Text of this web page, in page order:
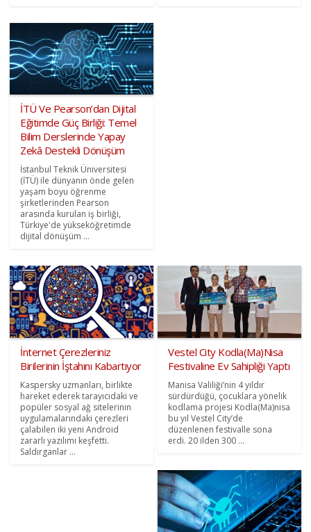
İTÜ Ve Pearson’dan Dijital
Eğitimde Güç Birliği: Temel
Bilim Derslerinde Yapay
Zekâ Destekli Dönüşüm
İstanbul Teknik Üniversitesi
(İTÜ) ile dünyanın önde gelen
yaşam boyu öğrenme
şirketlerinden Pearson
arasında kurulan iş birliği,
Türkiye'de yükseköğretimde
dijital dönüşüm ...
İnternet Çerezleriniz
Birilerinin İştahını Kabartıyor
Kaspersky uzmanları, birlikte
hareket ederek tarayıcıdaki ve
popüler sosyal ağ sitelerinin
uygulamalarındaki çerezleri
çalabilen iki yeni Android
zararlı yazılımı keşfetti.
Saldırganlar ...
Vestel City Kodla(Ma)Nisa
Festivaline Ev Sahipliği Yaptı
Manisa Valiliği’nin 4 yıldır
sürdürdüğü, çocuklara yönelik
kodlama projesi Kodla(Ma)nisa
bu yıl Vestel City’de
düzenlenen festivalle sona
erdi. 20 ilden 300 ...